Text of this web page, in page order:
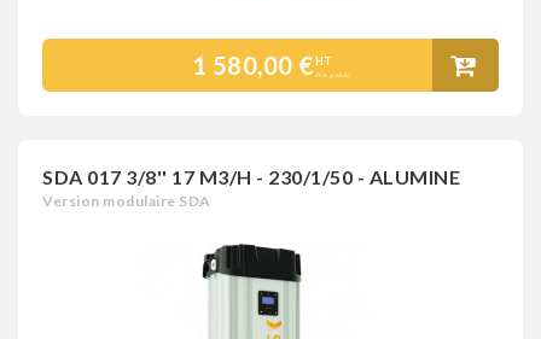
1 580,00 €HT
Prix public
SDA 017 3/8'' 17 M3/H - 230/1/50 - ALUMINE
Version modulaire SDA